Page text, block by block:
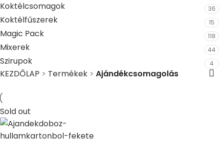
Koktélcsomagok 36
Koktélfűszerek 15
Magic Pack 118
Mixerek 44
Szirupok 4
KEZDŐLAP > Termékek > Ajándékcsomagolás
Sold out